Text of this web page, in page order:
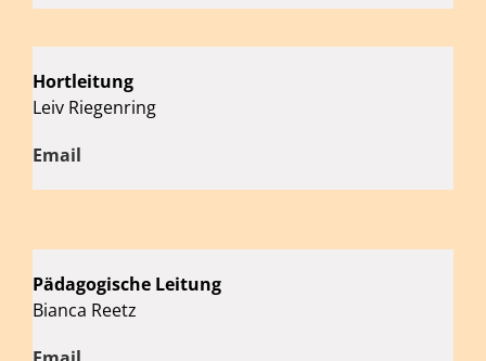
Hortleitung
Leiv Riegenring
Email
Pädagogische Leitung
Bianca Reetz